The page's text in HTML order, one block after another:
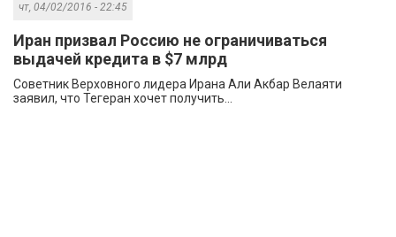
чт, 04/02/2016 - 22:45
Иран призвал Россию не ограничиваться
выдачей кредита в $7 млрд
Советник Верховного лидера Ирана Али Акбар Велаяти
заявил, что Тегеран хочет получить...